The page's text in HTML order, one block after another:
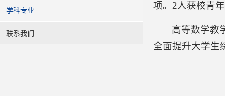
学科专业
联系我们
项。2人获校青
高等数学教
全面提升大学生